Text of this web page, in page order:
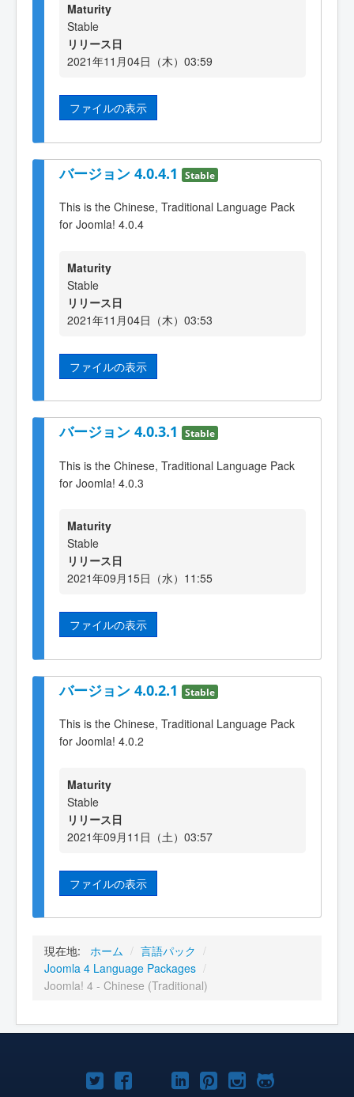
Maturity
Stable
リリース日
2021年11月04日（木）03:59
ファイルの表示
バージョン 4.0.4.1 Stable
This is the Chinese, Traditional Language Pack
for Joomla! 4.0.4
Maturity
Stable
リリース日
2021年11月04日（木）03:53
ファイルの表示
バージョン 4.0.3.1 Stable
This is the Chinese, Traditional Language Pack
for Joomla! 4.0.3
Maturity
Stable
リリース日
2021年09月15日（水）11:55
ファイルの表示
バージョン 4.0.2.1 Stable
This is the Chinese, Traditional Language Pack
for Joomla! 4.0.2
Maturity
Stable
リリース日
2021年09月11日（土）03:57
ファイルの表示
現在地: ホーム / 言語パック /
Joomla 4 Language Packages /
Joomla! 4 - Chinese (Traditional)
Joomla!Joomla!Joomla!
Joomla!Joomla!
Joomla!Joomla!